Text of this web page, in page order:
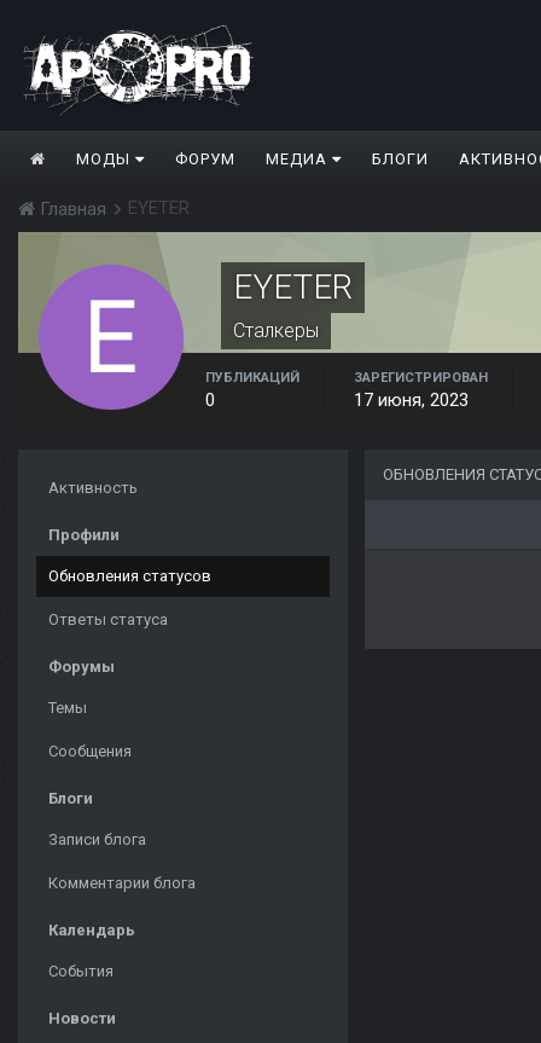
МОДЫ ФОРУМ МЕДИА БЛОГИ
Главная EYETER
EYETER
Сталкеры
ПУБЛИКАЦИЙ
0
ЗАРЕГИСТРИРОВАН
17 июня, 2023
Активность
Профили
Обновления статусов
Ответы статуса
Форумы
Темы
Сообщения
Блоги
Записи блога
Комментарии блога
Календарь
События
Новости
ОБНОВЛЕНИЯ